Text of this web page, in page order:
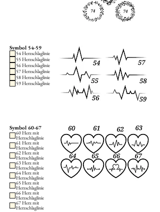
Symbol 54-59
54 Herzschlaglinie
55 Herzschlaglinie
56 Herzschlaglinie
57 Herzschlaglinie
58 Herzschlaglinie
59 Herzschlaglinie
Symbol 60-67
60 Herz mit
Herzschlaglinie
61 Herz mit
Herzschlaglinie
62 Herz mit
Herzschlaglinie
63 Herz mit
Herzschlaglinie
64 Herz mit
Herzschlaglinie
65 Herz mit
Herzschlaglinie
66 Herz mit
Herzschlaglinie
67 Herz mit
Herzschlaglinie